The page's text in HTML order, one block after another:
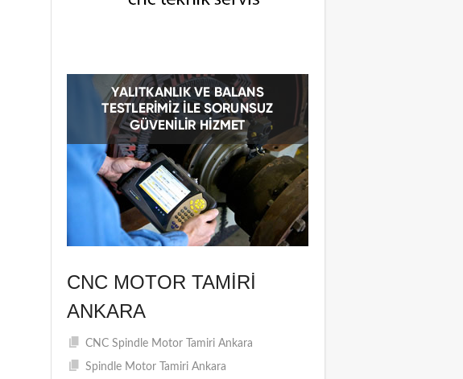
CNC MOTOR TAMIRI
ANKARA
CNC Spindle Motor Tamiri Ankara
Spindle Motor Tamiri Ankara